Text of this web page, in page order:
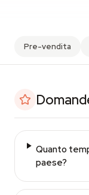
Pre-vendita
Quanto
paese?